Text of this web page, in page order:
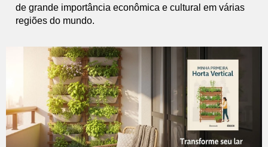
de grande importância econômica e cultural em várias
regiões do mundo.